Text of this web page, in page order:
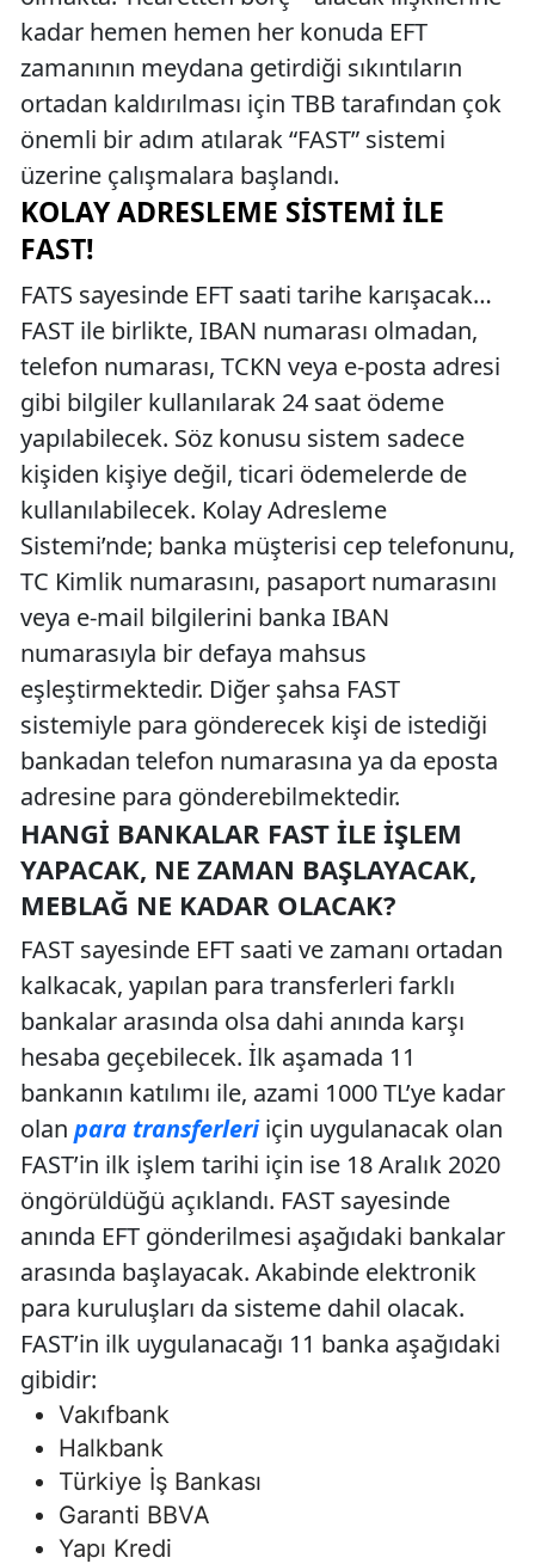
kadar hemen hemen her konuda EFT
zamanının meydana getirdiği sıkıntıların
ortadan kaldırılması için TBB tarafından çok
önemli bir adım atılarak “FAST” sistemi
üzerine çalışmalara başlandı.
KOLAY ADRESLEME SISTEMI ILE
FAST!
FATS sayesinde EFT saati tarihe karışacak…
FAST ile birlikte, IBAN numarası olmadan,
telefon numarası, TCKN veya e-posta adresi
gibi bilgiler kullanılarak 24 saat ödeme
yapılabilecek. Söz konusu sistem sadece
kişiden kişiye değil, ticari ödemelerde de
kullanılabilecek. Kolay Adresleme
Sistemi’nde; banka müşterisi cep telefonunu,
TC Kimlik numarasını, pasaport numarasını
veya e-mail bilgilerini banka IBAN
numarasıyla bir defaya mahsus
eşleştirmektedir. Diğer şahsa FAST
sistemiyle para gönderecek kişi de istediği
bankadan telefon numarasına ya da eposta
adresine para gönderebilmektedir.
HANGI BANKALAR FAST ILE İŞLEM
YAPACAK, NE ZAMAN BAŞLAYACAK,
MEBLAĞ NE KADAR OLACAK?
FAST sayesinde EFT saati ve zamanı ortadan
kalkacak, yapılan para transferleri farklı
bankalar arasında olsa dahi anında karşı
hesaba geçebilecek. İlk aşamada 11
bankanın katılımı ile, azami 1000 TL’ye kadar
olan para transferleriiçin uygulanacak olan
FAST’in ilk işlem tarihi için ise 18 Aralık 2020
öngörüldüğü açıklandı. FAST sayesinde
anında EFT gönderilmesi aşağıdaki bankalar
arasında başlayacak. Akabinde elektronik
para kuruluşları da sisteme dahil olacak.
FAST’in ilk uygulanacağı 11 banka aşağıdaki
gibidir:
Vakıfbank
Halkbank
Türkiye İş Bankası
Garanti BBVA
Yapı Kredi